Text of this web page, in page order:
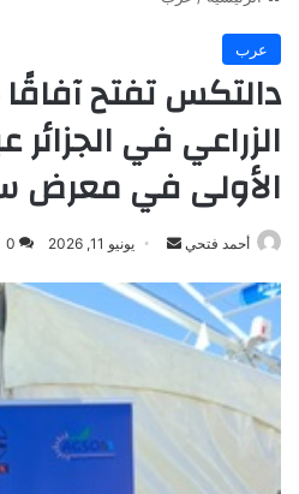
عرب
دالتكس تفتح
الزراعي في الجزائر
الأولى في معرض
أحمد فتحي
أرسل
إلكترونيا
يونيو 11, 2026 0